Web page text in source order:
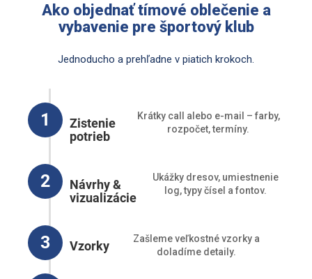
Ako objednať tímové oblečenie a
vybavenie pre športový klub
Jednoducho a prehľadne v piatich krokoch.
1
Zistenie
potrieb
Krátky call alebo e-mail – farby,
rozpočet, termíny.
2
Návrhy &
vizualizácie
Ukážky dresov, umiestnenie
log, typy čísel a fontov.
3 Vzorky
Zašleme veľkostné vzorky a
doladíme detaily.